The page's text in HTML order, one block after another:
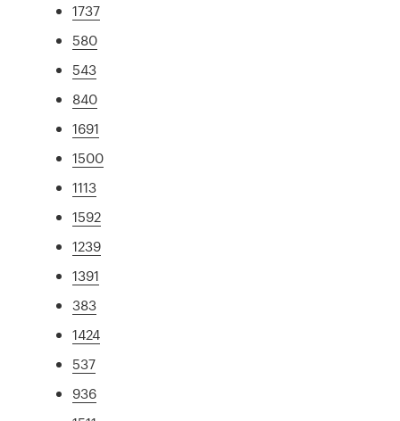
1737
580
543
840
1691
1500
1113
1592
1239
1391
383
1424
537
936